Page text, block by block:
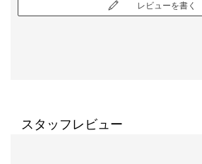
レビューを書く
スタッフレビュー